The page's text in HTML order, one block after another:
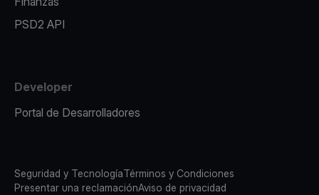
PSD2 API
Developer
Portal de Desarrolladores
Seguridad y TecnologíaTérminos y Condiciones
Presentar una reclamaciónAviso de privacidad